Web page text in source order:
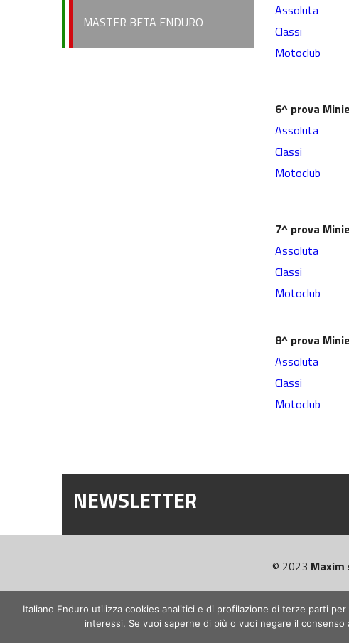
Assoluta
Classi
Motoclub
6^ prova
Assoluta
Classi
Motoclub
7^ prova
Assoluta
Classi
Motoclub
8^ prova
Assoluta
Classi
Motoclub
MASTER BETA ENDURO
NEWSLETTER
© 2023 Maxim
Italiano Enduro utilizza cookies analitici e di profilazione di terze parti
interessi. Se vuoi saperne di più o vuoi negare il